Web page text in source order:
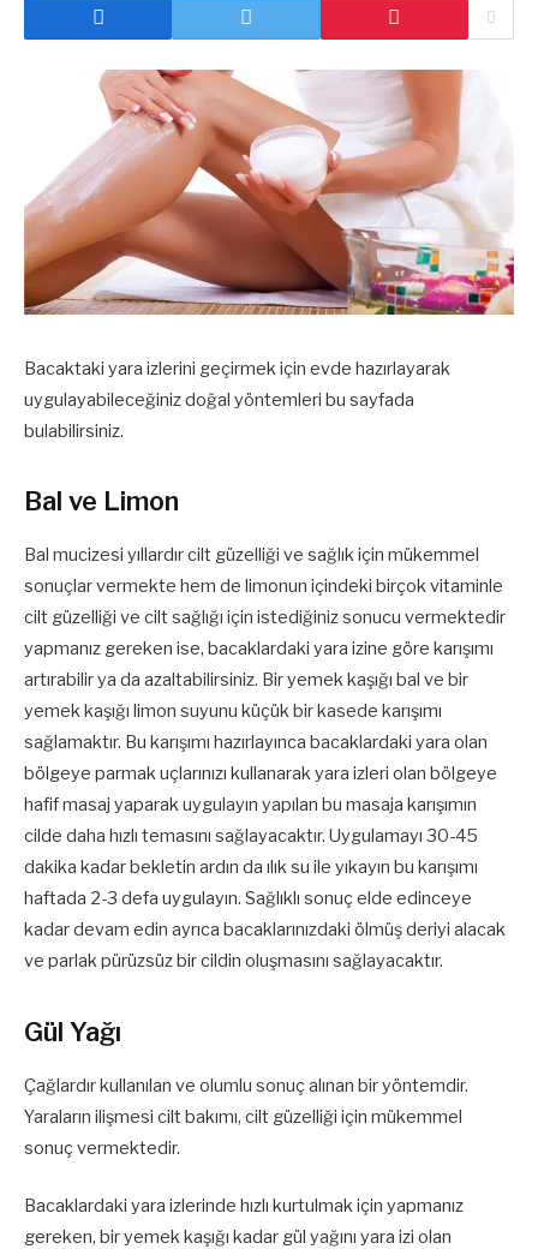
Bacaktaki yara izlerini geçirmek için evde hazırlayarak
uygulayabileceğiniz doğal yöntemleri bu sayfada
bulabilirsiniz.
Bal ve Limon
Bal mucizesi yıllardır cilt güzelliği ve sağlık için mükemmel
sonuçlar vermekte hem de limonun içindeki birçok vitaminle
cilt güzelliği ve cilt sağlığı için istediğiniz sonucu vermektedir
yapmanız gereken ise, bacaklardaki yara izine göre karışımı
artırabilir ya da azaltabilirsiniz. Bir yemek kaşığı bal ve bir
yemek kaşığı limon suyunu küçük bir kasede karışımı
sağlamaktır. Bu karışımı hazırlayınca bacaklardaki yara olan
bölgeye parmak uçlarınızı kullanarak yara izleri olan bölgeye
hafif masaj yaparak uygulayın yapılan bu masaja karışımın
cilde daha hızlı temasını sağlayacaktır. Uygulamayı 30-45
dakika kadar bekletin ardın da ılık su ile yıkayın bu karışımı
haftada 2-3 defa uygulayın. Sağlıklı sonuç elde edinceye
kadar devam edin ayrıca bacaklarınızdaki ölmüş deriyi alacak
ve parlak pürüzsüz bir cildin oluşmasını sağlayacaktır.
Gül Yağı
Çağlardır kullanılan ve olumlu sonuç alınan bir yöntemdir.
Yaraların ilişmesi cilt bakımı, cilt güzelliği için mükemmel
sonuç vermektedir.
Bacaklardaki yara izlerinde hızlı kurtulmak için yapmanız
gereken, bir yemek kaşığı kadar gül yağını yara izi olan